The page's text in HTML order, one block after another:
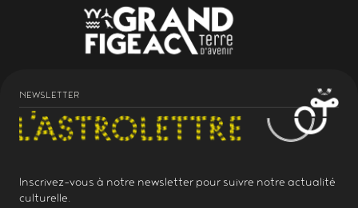
NEWSLETTER
Inscrivez-vous à notre newsletter pour suivre notre actualité
culturelle.